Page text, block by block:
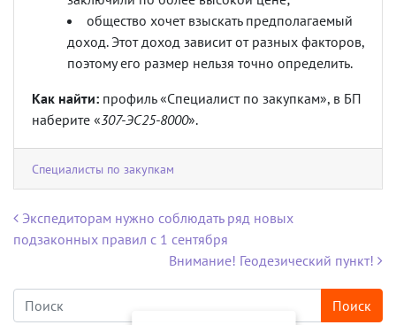
общество хочет взыскать предполагаемый
доход. Этот доход зависит от разных факторов,
поэтому его размер нельзя точно определить.
Как найти: профиль «Специалист по закупкам», в БП
наберите «307-ЭС25-8000».
Специалисты по закупкам
Навигация по записям
Экспедиторам нужно соблюдать ряд новых
подзаконных правил с 1 сентября
Внимание! Геодезический пункт!